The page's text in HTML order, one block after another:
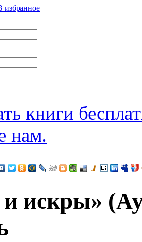
книги
нам.
и искры»